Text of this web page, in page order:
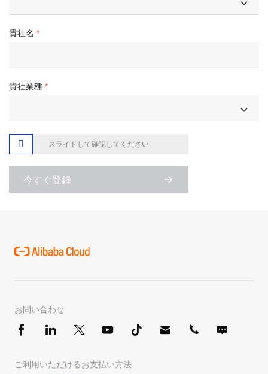
貴社名
貴社業種
 スライドして確認してください
今すぐ登録
お問い合わせ
ご利用いただけるお支払い方法